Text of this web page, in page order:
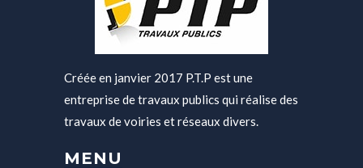
Créée en janvier 2017 P.T.P est une
entreprise de travaux publics qui réalise des
travaux de voiries et réseaux divers.
MENU